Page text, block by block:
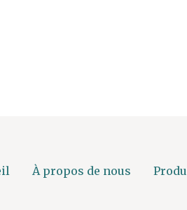
À propos de nous